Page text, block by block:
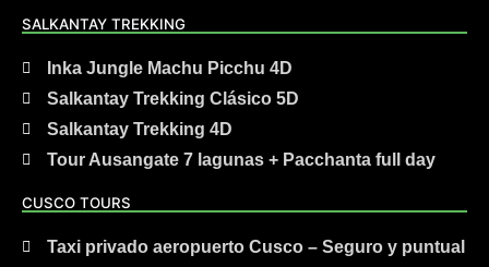
SALKANTAY TREKKING
Inka Jungle Machu Picchu 4D
Salkantay Trekking Clásico 5D
Salkantay Trekking 4D
Tour Ausangate 7 lagunas + Pacchanta full day
CUSCO TOURS
Taxi privado aeropuerto Cusco – Seguro y puntual